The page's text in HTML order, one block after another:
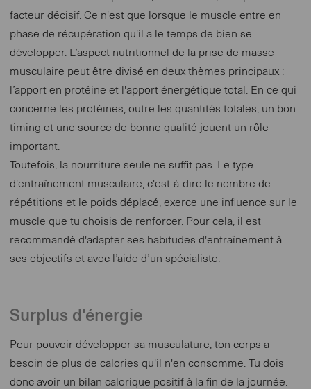
facteur décisif. Ce n'est que lorsque le muscle entre en
phase de récupération qu'il a le temps de bien se
développer. L’aspect nutritionnel de la prise de masse
musculaire peut être divisé en deux thèmes principaux :
l’apport en protéine et l'apport énergétique total. En ce qui
concerne les protéines, outre les quantités totales, un bon
timing et une source de bonne qualité jouent un rôle
important.
Toutefois, la nourriture seule ne suffit pas. Le type
d'entraînement musculaire, c'est-à-dire le nombre de
répétitions et le poids déplacé, exerce une influence sur le
muscle que tu choisis de renforcer. Pour cela, il est
recommandé d'adapter ses habitudes d'entraînement à
ses objectifs et avec l’aide d’un spécialiste.
Surplus d'énergie
Pour pouvoir développer sa musculature, ton corps a
besoin de plus de calories qu'il n'en consomme. Tu dois
donc avoir un bilan calorique positif à la fin de la journée.